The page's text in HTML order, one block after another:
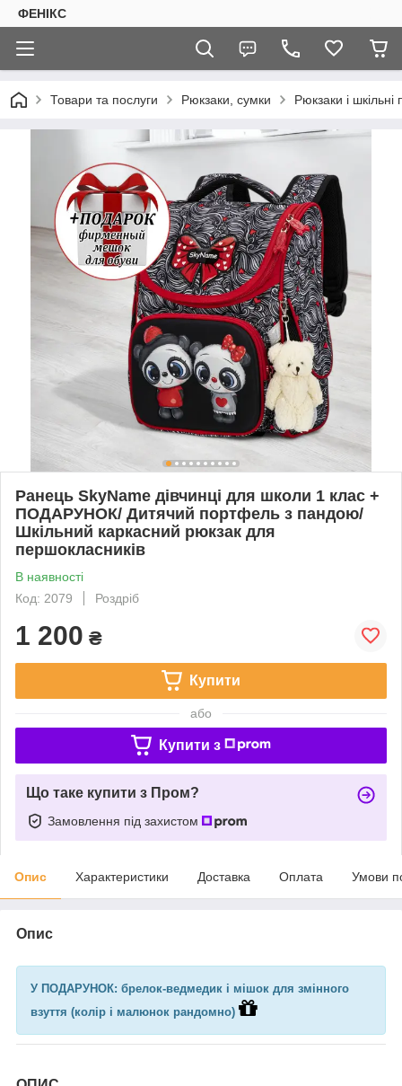
ФЕНІКС
Товари та послуги Рюкзаки, сумки Рюкзаки і шкільні
Ранець SkyName дівчинці для школи 1 клас +
ПОДАРУНОК/ Дитячий портфель з пандою/
Шкільний каркасний рюкзак для
першокласників
В наявності
Код: 2079
Роздріб
1 200 ₴
Купити
або
Купити з
Що таке купити з Пром?
Замовлення під захистом
Опис Характеристики Доставка Оплата Умови
Опис
У ПОДАРУНОК: брелок-ведмедик і мішок для змінного
взуття (колір і малюнок рандомно)